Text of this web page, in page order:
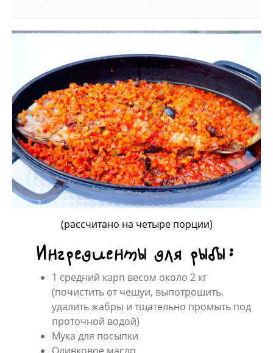
(рассчитано на четыре порции)
Ингредиенты для рыбы:
1 средний карп весом около 2 кг
(почистить от чешуи, выпотрошить,
удалить жабры и тщательно промыть под
проточной водой)
Мука для посыпки